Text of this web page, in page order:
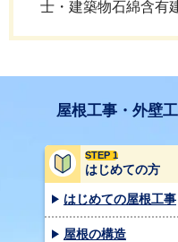
士・建築物石綿含有
屋根工事・外壁
STEP 1
はじめての方
はじめての屋根工事
屋根の構造